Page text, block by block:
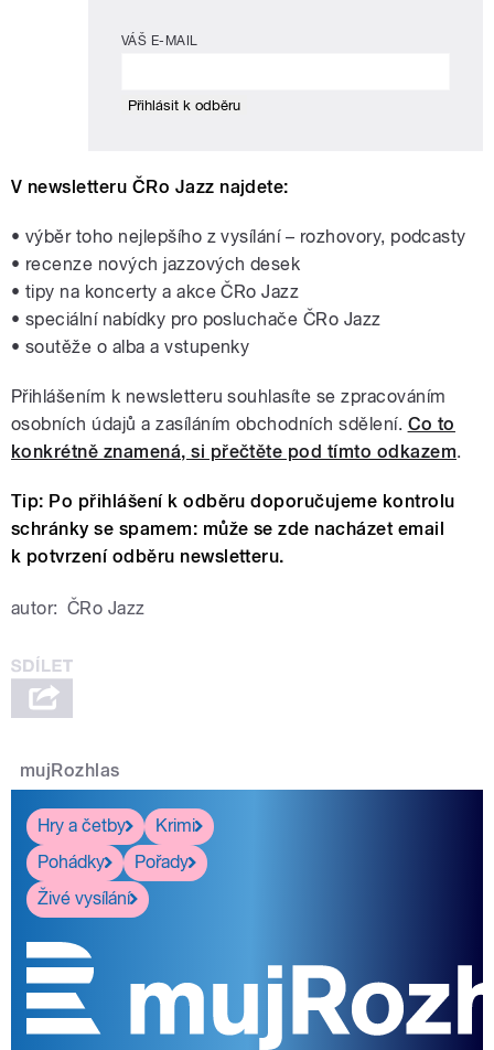
VÁŠ E-MAIL
Přihlásit k odběru
V newsletteru ČRo Jazz najdete:
• výběr toho nejlepšího z vysílání – rozhovory, podcasty
• recenze nových jazzových desek
• tipy na koncerty a akce ČRo Jazz
• speciální nabídky pro posluchače ČRo Jazz
• soutěže o alba a vstupenky
Přihlášením k newsletteru souhlasíte se zpracováním
osobních údajů a zasíláním obchodních sdělení. Co to
konkrétně znamená, si přečtěte pod tímto odkazem.
Tip: Po přihlášení k odběru doporučujeme kontrolu
schránky se spamem: může se zde nacházet email
k potvrzení odběru newsletteru.
autor: ČRo Jazz
mujRozhlas
Hry a četby
Krimi
Pohádky
Pořady
Živé vysílání